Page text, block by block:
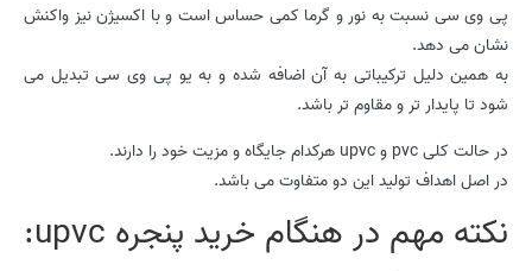
پی وی سی نسبت به نور و گرما کمی حساس است و با اکسیژن نیز واکنش
نشان می دهد.
به همین دلیل ترکیباتی به آن اضافه شده و به یو پی وی سی تبدیل می
شود تا پایدار تر و مقاوم تر باشد.
در حالت کلی pvc و upvc هرکدام جایگاه و مزیت خود را دارند.
در اصل اهداف تولید این دو متفاوت می باشد.
نکته مهم در هنگام خرید پنجره upvc: